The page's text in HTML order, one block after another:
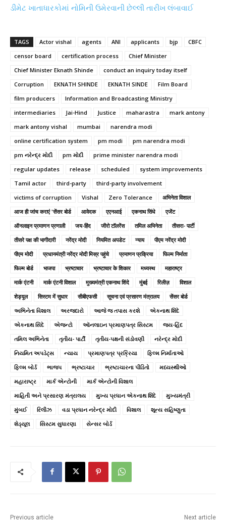
ડીમેટ ખાતાધારકોમાં નોમિની ઉમેરવાની છેલ્લી તારીખ લંબાવાઈ
TAGS Actor vishal agents ANI applicants bjp
CBFC
censor board
certification process
Chief Minister
Chief Minister Eknath Shinde
conduct an inquiry today itself
Corruption
EKNATH SHINDE EKNATH SINDE
Film Board
film producers
Information and Broadcasting Ministry
intermediaries
Jai-Hind Justice maharastra
mark antony
mark antony vishal
mumbai
narendra modi
online certification system
pm modi
pm narendra modi
pm નરેન્દ્ર મોદી
pm મોદી
prime minister narendra modi
regular updates
release scheduled
system improvements
Tamil actor
third-party
third-party involvement
victims of corruption
Vishal Zero Tolerance
अभिनेता विशाल
आज ही जांच कराएं 'सेंसर बोर्ड
आवेदक एएनआई एकनाथ सिंधे
एजेंट
ऑनलाइन प्रमाणन प्रणाली
जय-हिंद जीरो टॉलरेंस तमिल अभिनेता
तीसरा- पार्टी
तीसरे पक्ष की भागीदारी
नरेंद्र मोदी नियमित अपडेट न्याय
पीएम नरेंद्र मोदी
पीएम मोदी
प्रधानमंत्री नरेंद्र मोदी मिस्र पहुंचे प्रमाणन प्रक्रिया
फिल्म निर्माता
फिल्म बोर्ड
भाजपा भ्रष्टाचार भ्रष्टाचार के शिकार मध्यस्थ
महाराष्ट्र
मार्क एंटनी
मार्क एंटनी विशाल मुख्यमंत्री एकनाथ शिंदे मुंबई रिलीज़
विशाल
शेड्यूल
सिस्टम में सुधार सीबीएफसी सूचना एवं प्रसारण मंत्रालय
सेंसर बोर्ड
અભિનેતા વિશાલ
અરજદારો આજે જ તપાસ કરશે
એકનાથ શિંદે
એકનાથ સિંદે
એજન્ટો ઑનલાઇન પ્રમાણપત્ર સિસ્ટમ
જય-હિંદ
તમિલ અભિનેતા
તૃતીય- પાર્ટી તૃતીય-પક્ષની સંડોવણી
નરેન્દ્ર મોદી
નિયમિત અપડેટ્સ
ન્યાય પ્રમાણપત્ર પ્રક્રિયા
ફિલ્મ નિર્માતાઓ
ફિલ્મ બોર્ડ
ભાજપ ભ્રષ્ટાચાર ભ્રષ્ટાચારના પીડિતો
મધ્યસ્થીઓ
મહારાષ્ટ્ર
માર્ક એન્ટોની
માર્ક એન્ટોની વિશાલ
માહિતી અને પ્રસારણ મંત્રાલય
મુખ્ય પ્રધાન એકનાથ શિંદે
મુખ્યમંત્રી
મુંબઈ
રિલીઝ વડા પ્રધાન નરેન્દ્ર મોદી વિશાલ
શૂન્ય સહિષ્ણુતા
શેડ્યૂલ
સિસ્ટમ સુધારણા સેન્સર બોર્ડ
Previous article Next article